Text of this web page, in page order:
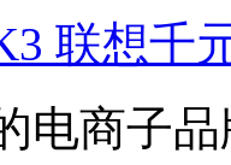
联想千
电商子